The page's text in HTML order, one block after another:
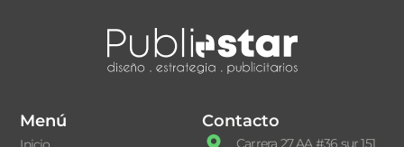
Menú Contacto
Carrera 27 AA #36 sur 151